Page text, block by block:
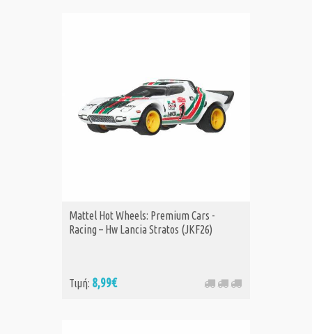
Mattel Hot Wheels: Premium Cars -
Racing – Hw Lancia Stratos (JKF26)
Τιμή: 8,99€